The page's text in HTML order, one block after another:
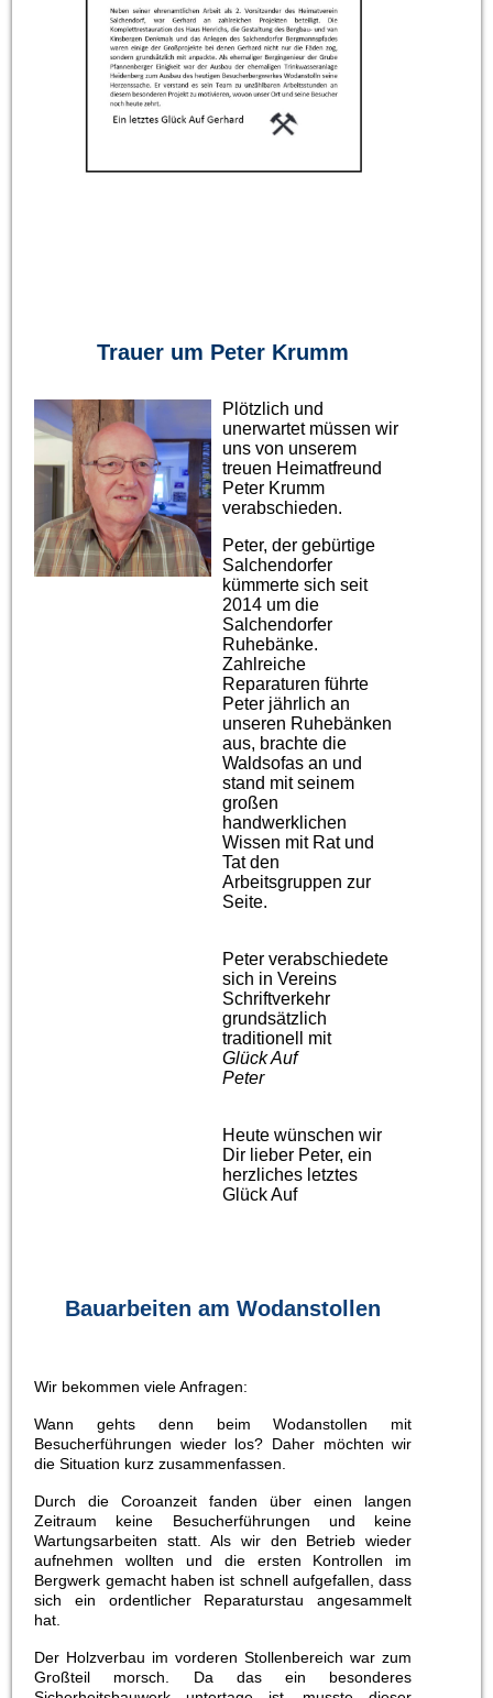
Trauer um Peter Krumm
Plötzlich und
unerwartet müssen wir
uns von unserem
treuen Heimatfreund
Peter Krumm
verabschieden.
Peter, der gebürtige
Salchendorfer
kümmerte sich seit
2014 um die
Salchendorfer
Ruhebänke.
Zahlreiche
Reparaturen führte
Peter jährlich an
unseren Ruhebänken
aus, brachte die
Waldsofas an und
stand mit seinem
großen
handwerklichen
Wissen mit Rat und
Tat den
Arbeitsgruppen zur
Seite.
Peter verabschiedete
sich in Vereins
Schriftverkehr
grundsätzlich
traditionell mit
Glück Auf
Peter
Heute wünschen wir
Dir lieber Peter, ein
herzliches letztes
Glück Auf
Bauarbeiten am Wodanstollen
Wir bekommen viele Anfragen:
Wann gehts denn beim Wodanstollen mit
Besucherführungen wieder los? Daher möchten wir
die Situation kurz zusammenfassen.
Durch die Coroanzeit fanden über einen langen
Zeitraum keine Besucherführungen und keine
Wartungsarbeiten statt. Als wir den Betrieb wieder
aufnehmen wollten und die ersten Kontrollen im
Bergwerk gemacht haben ist schnell aufgefallen, dass
sich ein ordentlicher Reparaturstau angesammelt
hat.
Der Holzverbau im vorderen Stollenbereich war zum
Großteil morsch. Da das ein besonderes